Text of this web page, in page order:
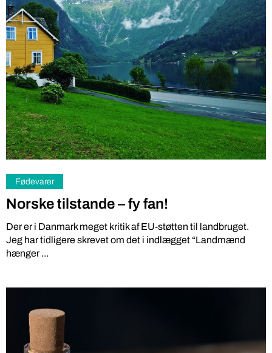
Fødevarer
Norske tilstande – fy fan!
Der er i Danmark meget kritik af EU-støtten til landbruget.
Jeg har tidligere skrevet om det i indlægget “Landmænd
hænger ...